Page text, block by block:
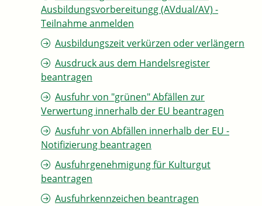
Ausbildungsvorbereitungg (AVdual/AV) -
Teilnahme anmelden
Ausbildungszeit verkürzen oder verlängern
Ausdruck aus dem Handelsregister
beantragen
Ausfuhr von "grünen" Abfällen zur
Verwertung innerhalb der EU beantragen
Ausfuhr von Abfällen innerhalb der EU -
Notifizierung beantragen
Ausfuhrgenehmigung für Kulturgut
beantragen
Ausfuhrkennzeichen beantragen